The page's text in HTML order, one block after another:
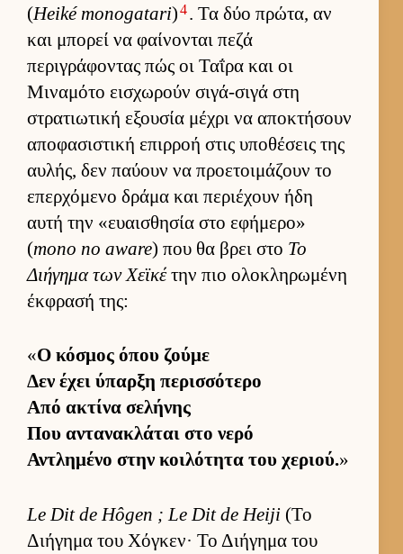
(Heiké monogatari)4. Τα δύο πρώτα, αν
και μπορεί να φαί­νονται πεζά
περιγράφοντας πώς οι Ταΐρα και οι
Μιναμότο ει­σχωρούν σιγά-σιγά στη
στρατιω­τική εξου­σία μέχρι να αποκτήσουν
αποφασιστική επιρ­ροή στις υποθέσεις της
αυ­λής, δεν παύ­ουν να προε­τοι­μάζουν το
επερ­χόμενο δράμα και περιέχουν ήδη
αυτή την «ευαι­σθησία στο εφήμερο»
(mono no aware) που θα βρει στο Το
Διήγημα των Χεϊκέτην πιο ολοκληρωμένη
έκ­φρασή της:
«Ο κόσμος όπου ζούμε
Δεν έχει ύπαρξη περισ­σότερο
Από ακτίνα σελήνης
Που αντανακλάται στο νερό
Αντλημένο στην κοι­λότητα του χεριού.»
Le Dit de Hôgen ; Le Dit de Heiji (Το
Διήγημα του Χόγκεν· Το Διήγημα του